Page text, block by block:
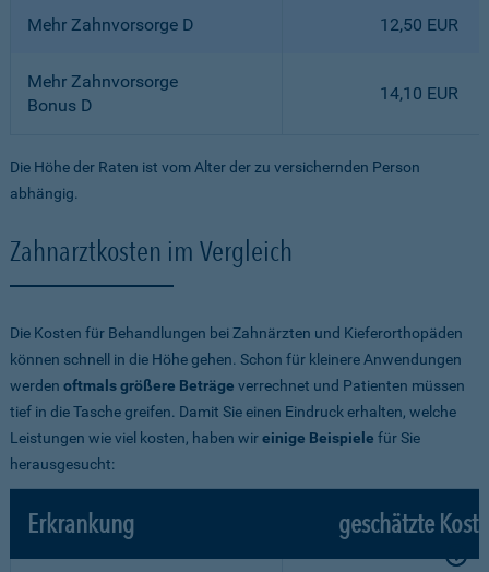
Mehr Zahnvorsorge D 12,50 EUR
Mehr Zahnvorsorge
Bonus D
14,10 EUR
Die Höhe der Raten ist vom Alter der zu versichernden Person
abhängig.
Zahnarztkosten im Vergleich
Die Kosten für Behandlungen bei Zahnärzten und Kieferorthopäden
können schnell in die Höhe gehen. Schon für kleinere Anwendungen
werden oftmals größere Beträge verrechnet und Patienten müssen
tief in die Tasche greifen. Damit Sie einen Eindruck erhalten, welche
Leistungen wie viel kosten, haben wireinige Beispiele für Sie
herausgesucht:
Erkrankung geschätzte